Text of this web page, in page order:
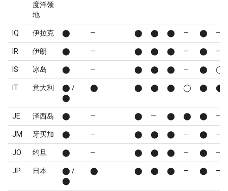
度洋领
地
IQ 伊拉克 ⬤ — ⬤ ⬤ ⬤ — ⬤ —
IR 伊朗 ⬤ — ⬤ ⬤ ⬤ — ⬤ —
IS 冰岛 ⬤ — ⬤ ⬤ ⬤ — ⬤ ◯
IT 意大利
⬤ /
⬤
⬤ ⬤ ⬤ ⬤ ◯ ⬤ ⬤
JE 泽西岛 ⬤ — ⬤ — ⬤ ⬤ ⬤ —
JM 牙买加 ⬤ — ⬤ ⬤ ⬤ — ⬤ —
JO 约旦 ⬤ — ⬤ ⬤ ⬤ — ⬤ —
JP 日本
⬤ /
⬤
⬤ ⬤ ⬤ ⬤ — ⬤ —